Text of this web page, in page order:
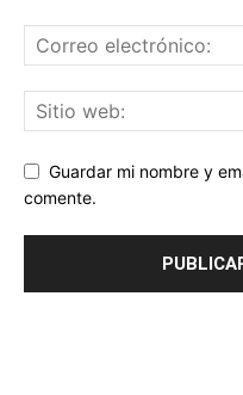
Guardar mi nombre y
comente.